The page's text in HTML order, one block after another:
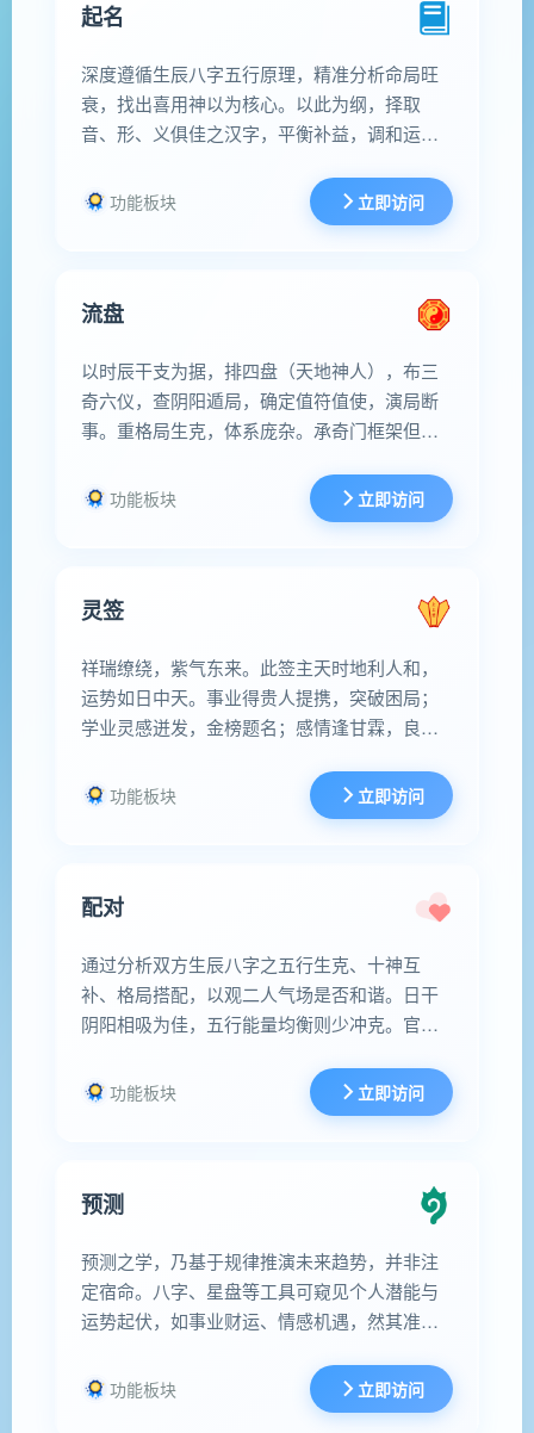
起名
深度遵循生辰八字五行原理，精准分析命局旺
衰，找出喜用神以为核心。以此为纲，择取
音、形、义俱佳之汉字，平衡补益，调和运
贵、康宁、智慧等吉祥寓意，旨在为人生奠定
良好基础，助益未来事业、财运与健康，盼其
功能板块 立即访问
流盘
以时辰干支为据，排四盘（天地神人），布三
奇六仪，查阴阳遁局，确定值符值使，演局断
事。重格局生克，体系庞杂。承奇门框架但简
像。排盘不挑时辰，断局灵活，心法至上。属
大六壬精简版。用地支月将加时立四课，取三
功能板块 立即访问
灵签
祥瑞缭绕，紫气东来。此签主天时地利人和，
运势如日中天。事业得贵人提携，突破困局；
学业灵感迸发，金榜题名；感情逢甘霖，良缘
骄矜。所求之事虽吉，亦需勤勉务实，方得福
泽绵长。万物有道，静待花开。
功能板块 立即访问
配对
通过分析双方生辰八字之五行生克、十神互
补、格局搭配，以观二人气场是否和谐。日干
阴阳相吸为佳，五行能量均衡则少冲克。官印
旺；若刑冲过多，则需相互调和。然八字仅为
先天之缘，后天经营与包容，方为幸福长久之
功能板块 立即访问
预测
预测之学，乃基于规律推演未来趋势，并非注
定宿命。八字、星盘等工具可窥见个人潜能与
运势起伏，如事业财运、情感机遇，然其准确
主观选择与努力才是关键。知晓趋势可助规
划，但若执迷预言，反失当下。切记：智者知
功能板块 立即访问